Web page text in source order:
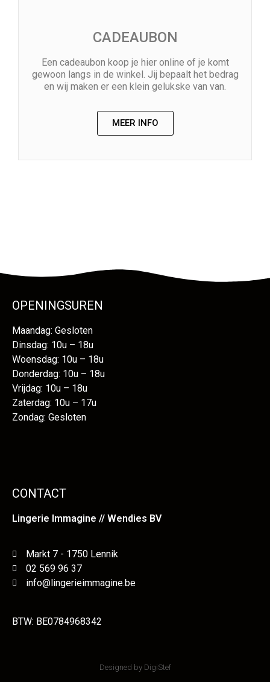
CADEAUBON
Een cadeaubon koop je hier online of je komt
gewoon langs in de winkel. Jij bepaalt het bedrag
en wij maken er een klein gelukske van van.
MEER INFO
OPENINGSUREN
Maandag: Gesloten
Dinsdag: 10u – 18u
Woensdag: 10u – 18u
Donderdag: 10u – 18u
Vrijdag: 10u – 18u
Zaterdag: 10u – 17u
Zondag: Gesloten
CONTACT
Lingerie Immagine // Wendies BV
Markt 7 - 1750 Lennik
02 569 96 37
info@lingerieimmagine.be
BTW: BE0784968342
Designed by DigiStef